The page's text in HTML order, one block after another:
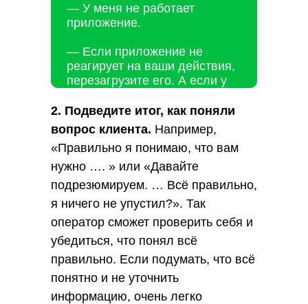
— У меня не работает
приложение.
— Если приложение не
реагирует на ваши действия,
перезагрузите его. А если у
ошибка, пришлите скриншот.
2. Подведите итог, как поняли
вопрос клиента. Например,
«Правильно я понимаю, что вам
нужно …. » или «Давайте
подрезюмируем. … Всё правильно,
я ничего не упустил?». Так
оператор сможет проверить себя и
убедиться, что понял всё
правильно. Если подумать, что всё
понятно и не уточнить
информацию, очень легко